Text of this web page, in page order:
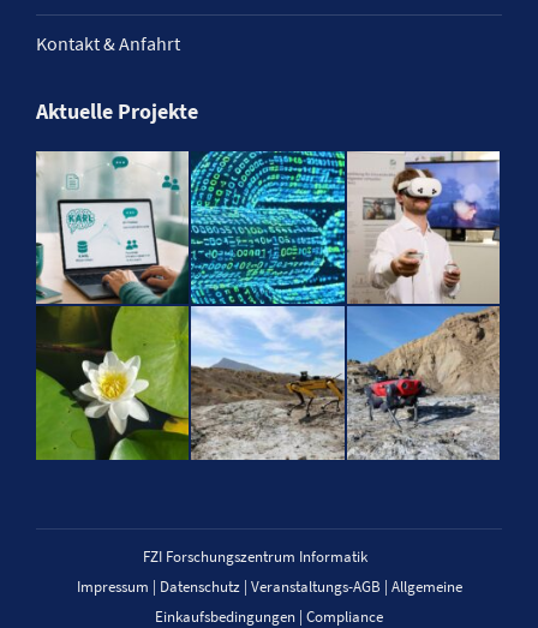
Kontakt & Anfahrt
Aktuelle Projekte
FZI Forschungszentrum Informatik
Impressum | Datenschutz| Veranstaltungs-AGB | Allgemeine
Einkaufsbedingungen | Compliance